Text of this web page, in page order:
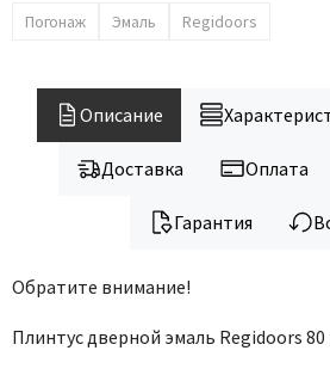
Погонаж Эмаль Regidoors
Описание
Доставка Оплата
Гарантия
Обратите внимание!
Плинтус дверной эмаль Regidoors